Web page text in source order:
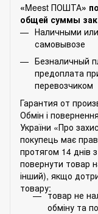
«Meest ПОШТА»
общей суммы
Наличными
самовывозе
Безналичный
предоплата
перевозчиком
Гарантия от
Обмін і
України «Про
покупець має
протягом 14 днів
повернути товар
інший), якщо
товару:
товар не
обміну та